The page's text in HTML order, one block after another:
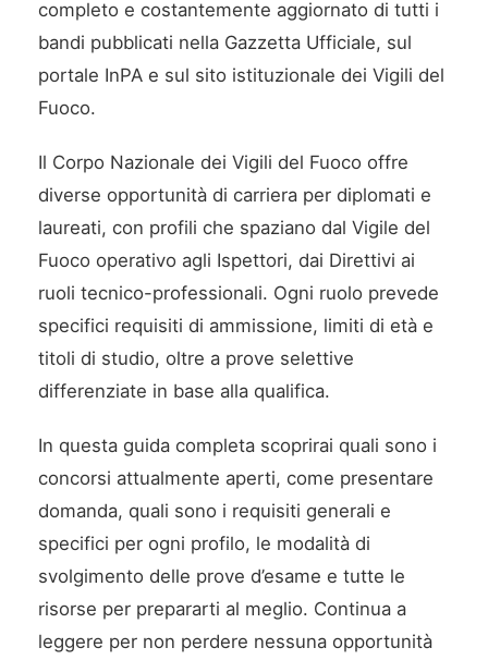
completo e costantemente aggiornato di tutti i
bandi pubblicati nella Gazzetta Ufficiale, sul
portale InPA e sul sito istituzionale dei Vigili del
Fuoco.
Il Corpo Nazionale dei Vigili del Fuoco offre
diverse opportunità di carriera per diplomati e
laureati, con profili che spaziano dal Vigile del
Fuoco operativo agli Ispettori, dai Direttivi ai
ruoli tecnico-professionali. Ogni ruolo prevede
specifici requisiti di ammissione, limiti di età e
titoli di studio, oltre a prove selettive
differenziate in base alla qualifica.
In questa guida completa scoprirai quali sono i
concorsi attualmente aperti, come presentare
domanda, quali sono i requisiti generali e
specifici per ogni profilo, le modalità di
svolgimento delle prove d’esame e tutte le
risorse per prepararti al meglio. Continua a
leggere per non perdere nessuna opportunità